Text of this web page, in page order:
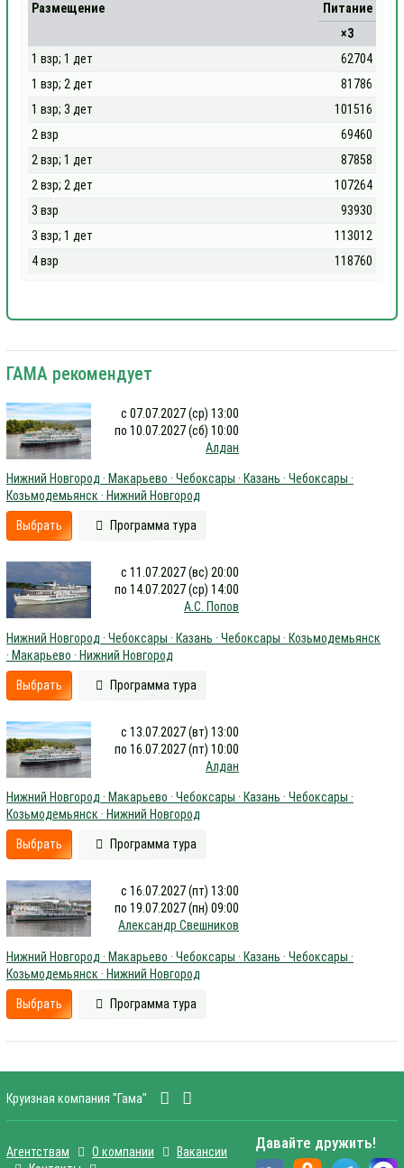
Размещение
Питание
×3
1 взр; 1 дет
62704
1 взр; 2 дет
81786
1 взр; 3 дет
101516
2 взр
69460
2 взр; 1 дет
87858
2 взр; 2 дет
107264
3 взр
93930
3 взр; 1 дет
113012
4 взр
118760
ГАМА рекомендует
с 07.07.2027 (ср) 13:00
по 10.07.2027 (сб) 10:00
Алдан
Нижний Новгород · Макарьево · Чебоксары · Казань · Чебоксары ·
Козьмодемьянск · Нижний Новгород
Выбрать Программа тура
с 11.07.2027 (вс) 20:00
по 14.07.2027 (ср) 14:00
А.С. Попов
Нижний Новгород · Чебоксары · Казань · Чебоксары · Козьмодемьянск
· Макарьево · Нижний Новгород
Выбрать Программа тура
с 13.07.2027 (вт) 13:00
по 16.07.2027 (пт) 10:00
Алдан
Нижний Новгород · Макарьево · Чебоксары · Казань · Чебоксары ·
Козьмодемьянск · Нижний Новгород
Выбрать Программа тура
с 16.07.2027 (пт) 13:00
по 19.07.2027 (пн) 09:00
Александр Свешников
Нижний Новгород · Макарьево · Чебоксары · Казань · Чебоксары ·
Козьмодемьянск · Нижний Новгород
Выбрать Программа тура
Круизная компания "Гама"
Агентствам О компании
Вакансии
Давайте дружить!